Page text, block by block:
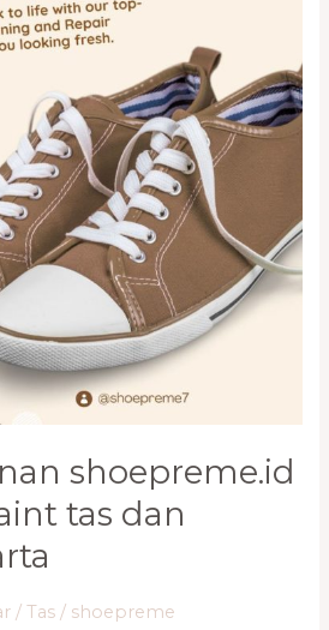
shoepreme.id
tas dan
/Tas / shoepreme